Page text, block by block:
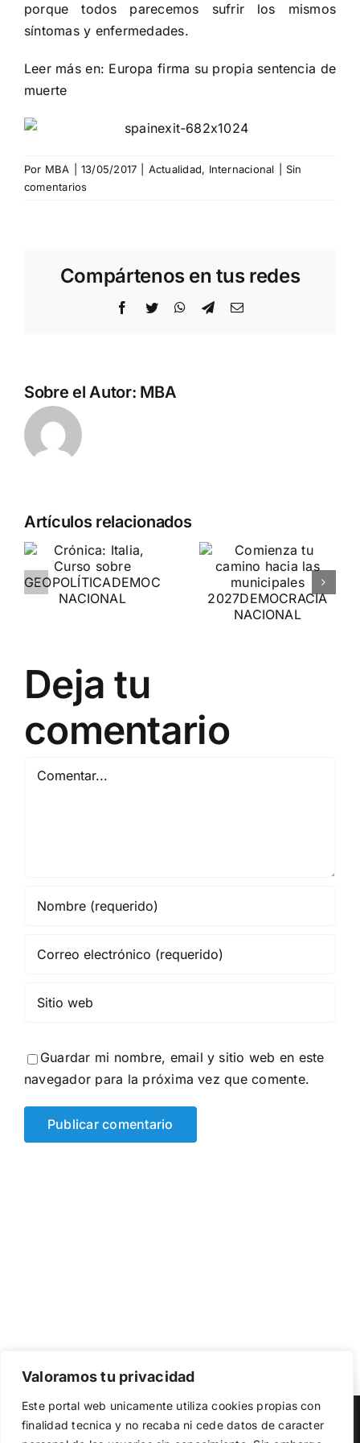
Valoramos tu privacidad
Este portal web unicamente utiliza cookies propias con
finalidad tecnica y no recaba ni cede datos de caracter
porque todos parecemos sufrir los mismos
síntomas y enfermedades.
Leer más en: Europa firma su propia sentencia de
muerte
Por MBA 13/05/2017 Actualidad, Internacional
Sin
comentarios
Compártenos en tus redes
Facebook
Twitter WhatsApp
TelegramCorreo
Sobre el Autor: MBA
Artículos relacionados
Comienza
tu camino
hacia las
municipales
NACIONAL
Entrevista a
Jennifer
Amaro
Deja tu
comentario
Comentar
Guardar mi nombre, email y sitio web en este
navegador para la próxima vez que comente.
Copyright 2023 |Democracia Nacional | All Rights Reserved
el funcionamiento de la web, medir su uso y mejorar
nuestros servicios. Puede aceptar todas las cookies,